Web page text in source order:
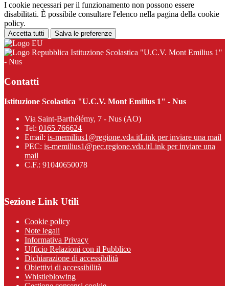
I cookie necessari per il funzionamento non possono essere
disabilitati. È possibile consultare l'elenco nella pagina della cookie
policy.
Accetta tutti Salva le preferenze
Istituzione Scolastica "U.C.V. Mont Emilius 1"
- Nus
Contatti
Istituzione Scolastica "U.C.V. Mont Emilius 1" - Nus
Via Saint-Barthélémy, 7 - Nus (AO)
Tel: 0165 766624
Email: is-memilius1@regione.vda.itLink per inviare una mail
PEC: is-memilius1@pec.regione.vda.itLink per inviare una
mail
C.F.: 91040650078
Sezione Link Utili
Cookie policy
Note legali
Informativa Privacy
Ufficio Relazioni con il Pubblico
Dichiarazione di accessibilità
Obiettivi di accessibilità
Whistleblowing